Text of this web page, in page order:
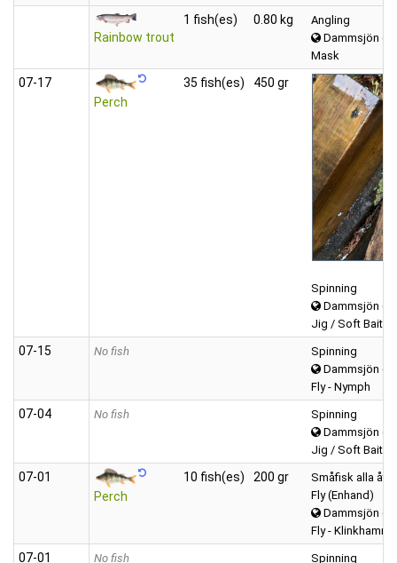
Rainbow trout
1 fish(es) 0.80 kg
Angling
Dammsjön
Mask
07‑17
Perch
35 fish(es) 450 gr
Spinning
Dammsjön
Jig / Soft Bait
07‑15 No fish
Spinning
Dammsjön
Fly - Nymph
07‑04 No fish
Spinning
Dammsjön
Jig / Soft Bait
07‑01
Perch
10 fish(es) 200 gr
Småfisk alla
Fly (Enhand)
Dammsjön
Fly -
07‑01 No fish Spinning